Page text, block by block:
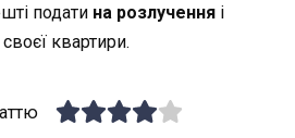
подати на розлучення і
квартири.